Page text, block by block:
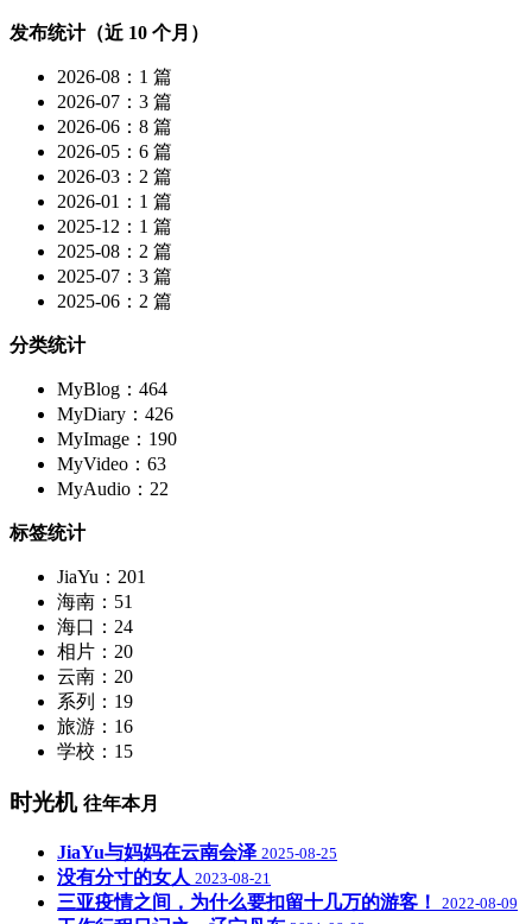
发布统计（近 10 个月）
2026-08：1 篇
2026-07：3 篇
2026-06：8 篇
2026-05：6 篇
2026-03：2 篇
2026-01：1 篇
2025-12：1 篇
2025-08：2 篇
2025-07：3 篇
2025-06：2 篇
分类统计
MyBlog：464
MyDiary：426
MyImage：190
MyVideo：63
MyAudio：22
标签统计
JiaYu：201
海南：51
海口：24
相片：20
云南：20
系列：19
旅游：16
学校：15
时光机 往年本月
JiaYu与妈妈在云南会泽 2025-08-25
没有分寸的女人 2023-08-21
三亚疫情之间，为什么要扣留十几万的游客！ 2022-08-09